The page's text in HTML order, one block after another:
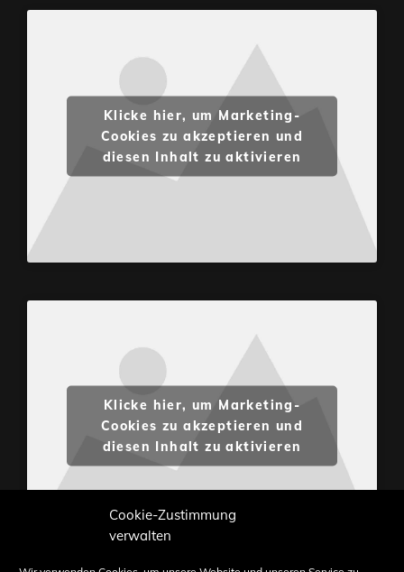
Cookie-Zustimmung
verwalten
Klicke hier, um Marketing-
Cookies zu akzeptieren und
diesen Inhalt zu aktivieren
Klicke hier, um Marketing-
Cookies zu akzeptieren und
diesen Inhalt zu aktivieren